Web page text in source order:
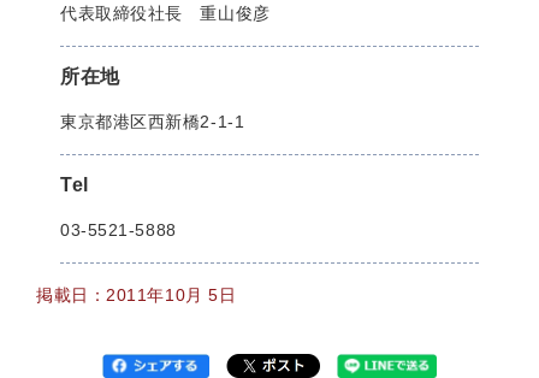
代表取締役社長 重山俊彦
所在地
東京都港区西新橋2-1-1
Tel
03-5521-5888
掲載日：2011年10月 5日